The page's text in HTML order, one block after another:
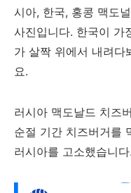
시아, 한국, 홍콩 맥도
사진입니다. 한국이 가
가 살짝 위에서 내려다
요.
러시아 맥도날드 치즈
순절 기간 치즈버거를
러시아를 고소했습니다.